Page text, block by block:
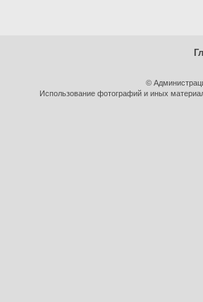
©
Использование фотографий и иных